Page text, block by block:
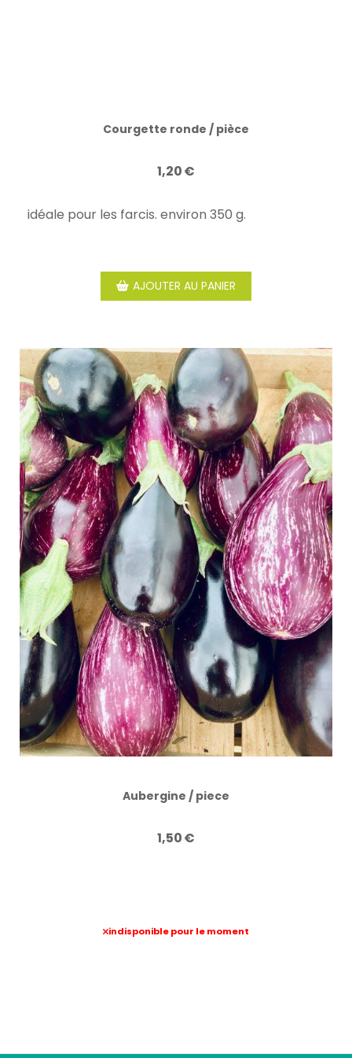
Courgette ronde / pièce
1,20€
idéale pour les farcis. environ 350 g.
AJOUTER AU PANIER
Aubergine / piece
1,50€
indisponible pour le moment